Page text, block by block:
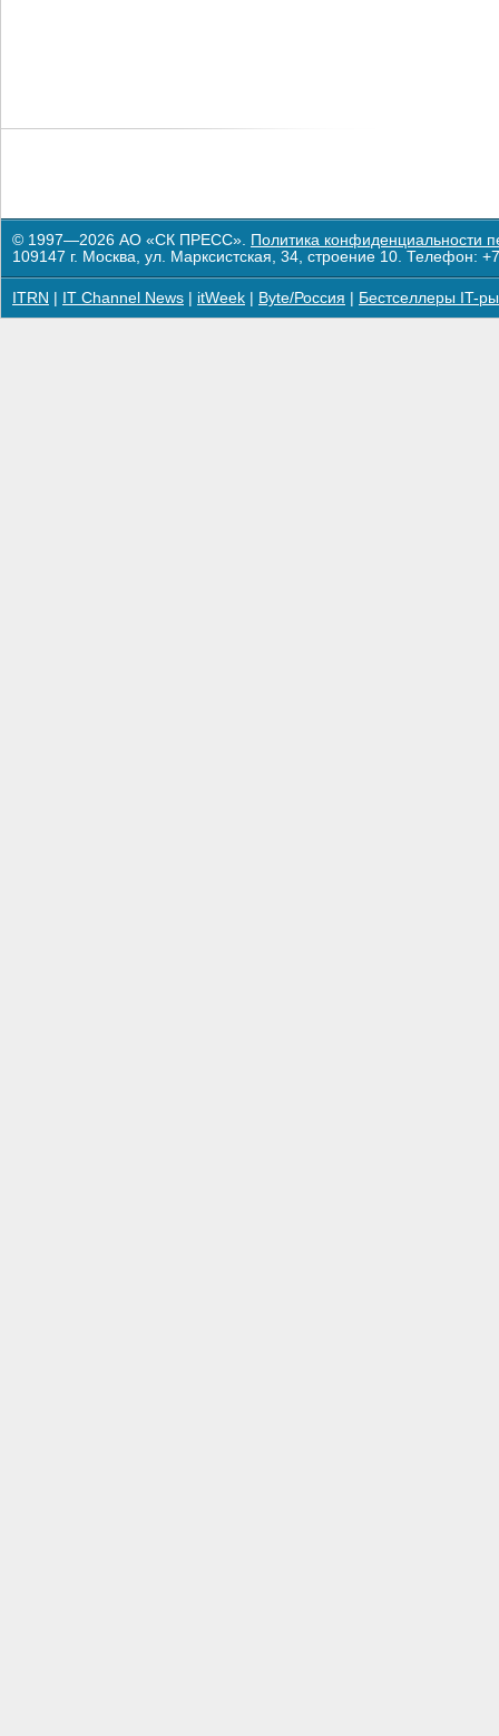
© 1997—2026 АО «СК ПРЕСС». Политика конфиденциальности
109147 г. Москва, ул. Марксистская, 34, строение 10. Телефон:
ITRN IT Channel News itWeek Byte/Россия Бестселлеры IT-